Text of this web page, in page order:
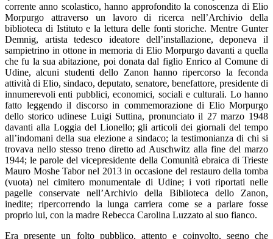
corrente anno scolastico, hanno approfondito la conoscenza di Elio
Morpurgo attraverso un lavoro di ricerca nell’Archivio della
biblioteca di Istituto e la lettura delle fonti storiche. Mentre Gunter
Demnig, artista tedesco ideatore dell’installazione, deponeva il
sampietrino in ottone in memoria di Elio Morpurgo davanti a quella
che fu la sua abitazione, poi donata dal figlio Enrico al Comune di
Udine, alcuni studenti dello Zanon hanno ripercorso la feconda
attività di Elio, sindaco, deputato, senatore, benefattore, presidente di
innumerevoli enti pubblici, economici, sociali e culturali. Lo hanno
fatto leggendo il discorso in commemorazione di Elio Morpurgo
dello storico udinese Luigi Suttina, pronunciato il 27 marzo 1948
davanti alla Loggia del Lionello; gli articoli dei giornali del tempo
all’indomani della sua elezione a sindaco; la testimonianza di chi si
trovava nello stesso treno diretto ad Auschwitz alla fine del marzo
1944; le parole del vicepresidente della Comunità ebraica di Trieste
Mauro Moshe Tabor nel 2013 in occasione del restauro della tomba
(vuota) nel cimitero monumentale di Udine; i voti riportati nelle
pagelle conservate nell’Archivio della Biblioteca dello Zanon,
inedite; ripercorrendo la lunga carriera come se a parlare fosse
proprio lui, con la madre Rebecca Carolina Luzzato al suo fianco.
Era presente un folto pubblico, attento e coinvolto, segno che